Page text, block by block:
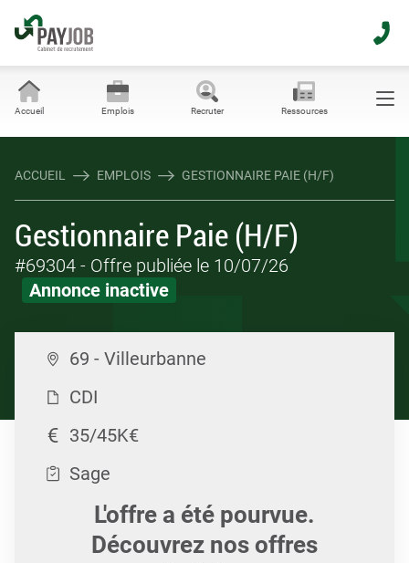
Accueil Emplois Recruter Ressources
ACCUEIL EMPLOIS GESTIONNAIRE PAIE (H/F)
Gestionnaire Paie (H/F)
#69304 - Offre publiée le 10/07/26
Annonce inactive
69 - Villeurbanne
CDI
35/45K€
Sage
L'offre a été pourvue.
Découvrez nos offres